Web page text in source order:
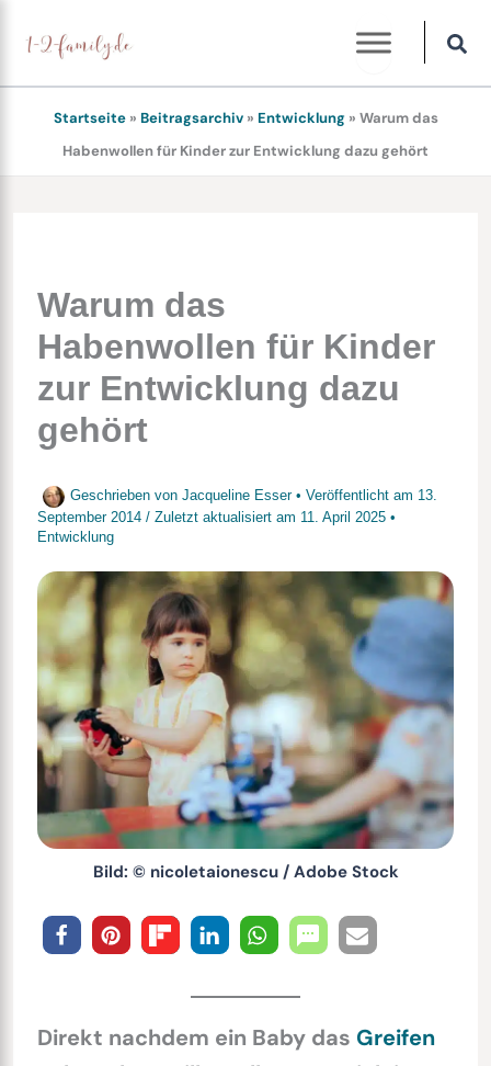
Inhalt
springen
Startseite» Beitragsarchiv» Entwicklung» Warum das
Habenwollen für Kinder zur Entwicklung dazu gehört
Warum das
Habenwollen für Kinder
zur Entwicklung dazu
gehört
Geschrieben von Jacqueline Esser • Veröffentlicht am 13.
September 2014 / Zuletzt aktualisiert am 11. April 2025•
Entwicklung
Bild: © nicoletaionescu / Adobe Stock
Direkt nachdem ein Baby das Greifen